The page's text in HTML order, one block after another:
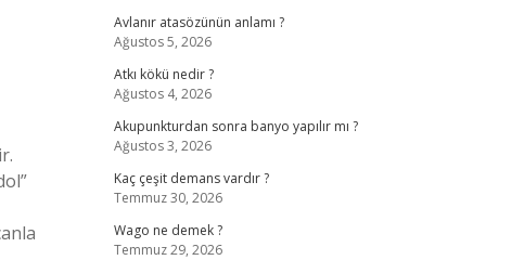
Avlanır atasözünün anlamı ?
Ağustos 5, 2026
Atkı kökü nedir ?
Ağustos 4, 2026
Akupunkturdan sonra banyo yapılır mı ?
Ağustos 3, 2026
Kaç çeşit demans vardır ?
Temmuz 30, 2026
Wago ne demek ?
Temmuz 29, 2026